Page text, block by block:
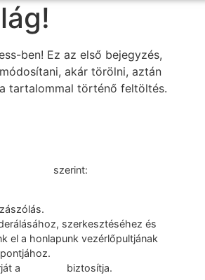
ben! Ez az első bejegyzés,
akár törölni, aztán
tartalommal történő feltöltés.
szerint:
szerkesztéséhez és
el a honlapunk vezérlőpultjának
a
biztosítja.